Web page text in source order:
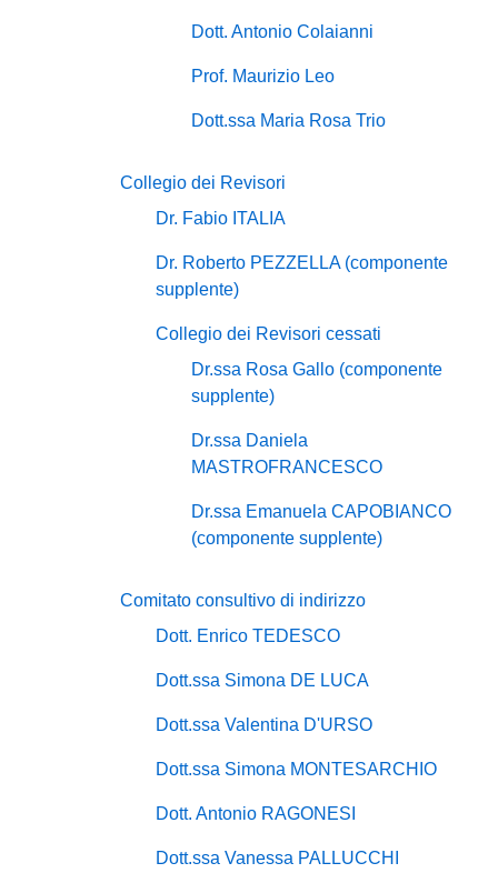
Dott. Antonio Colaianni
Prof. Maurizio Leo
Dott.ssa Maria Rosa Trio
Collegio dei Revisori
Dr. Fabio ITALIA
Dr. Roberto PEZZELLA (componente
supplente)
Collegio dei Revisori cessati
Dr.ssa Rosa Gallo (componente
supplente)
Dr.ssa Daniela
MASTROFRANCESCO
Dr.ssa Emanuela CAPOBIANCO
(componente supplente)
Comitato consultivo di indirizzo
Dott. Enrico TEDESCO
Dott.ssa Simona DE LUCA
Dott.ssa Valentina D'URSO
Dott.ssa Simona MONTESARCHIO
Dott. Antonio RAGONESI
Dott.ssa Vanessa PALLUCCHI